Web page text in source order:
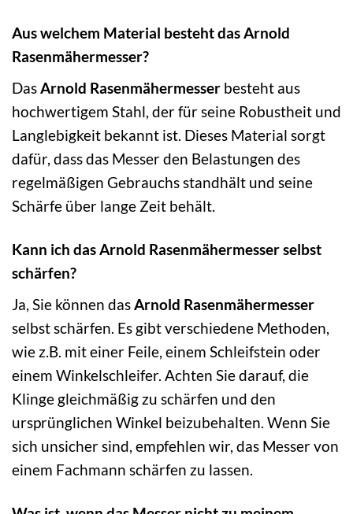
Aus welchem Material besteht das Arnold
Rasenmähermesser?
DasArnold Rasenmähermesser besteht aus
hochwertigem Stahl, der für seine Robustheit und
Langlebigkeit bekannt ist. Dieses Material sorgt
dafür, dass das Messer den Belastungen des
regelmäßigen Gebrauchs standhält und seine
Schärfe über lange Zeit behält.
Kann ich das Arnold Rasenmähermesser selbst
schärfen?
Ja, Sie können das Arnold Rasenmähermesser
selbst schärfen. Es gibt verschiedene Methoden,
wie z.B. mit einer Feile, einem Schleifstein oder
einem Winkelschleifer. Achten Sie darauf, die
Klinge gleichmäßig zu schärfen und den
ursprünglichen Winkel beizubehalten. Wenn Sie
sich unsicher sind, empfehlen wir, das Messer von
einem Fachmann schärfen zu lassen.